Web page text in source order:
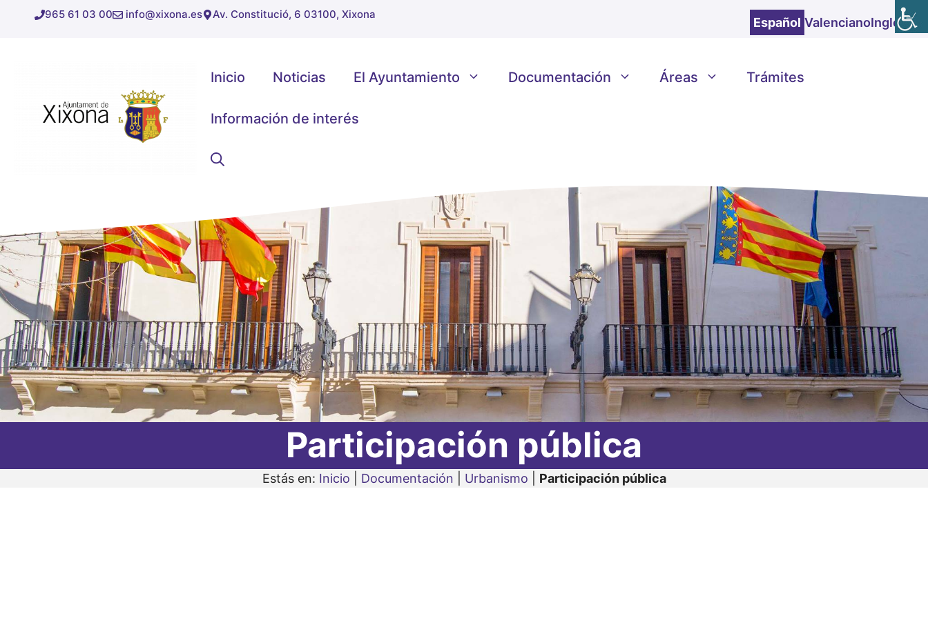
965 61 03 00 info@xixona.es Av. Constitució, 6 03100, Xixona
Español ValencianoInglés
Inicio Noticias El Ayuntamiento Documentación Áreas Trámites
Información de interés
Participación pública
Estás en: Inicio Documentación Urbanismo Participación pública